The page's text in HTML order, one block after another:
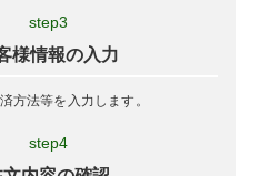
step3
様情報の入力
方法等を入力します。
step4